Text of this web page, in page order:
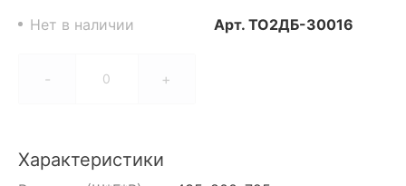
Нет в наличии Арт. ТО2ДБ-30016
- +
Характеристики